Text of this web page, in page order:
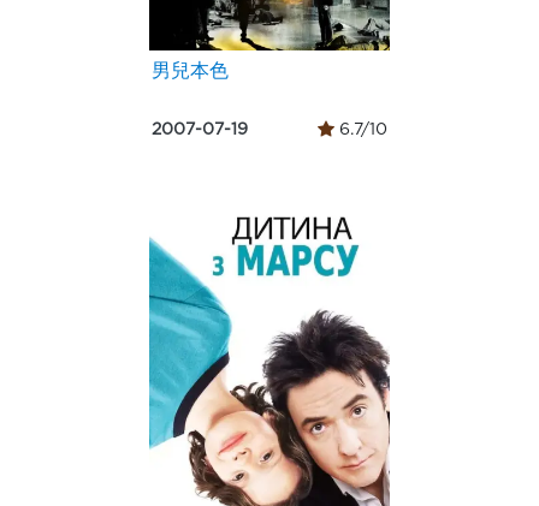
男兒本色
2007-07-19 6.7/10